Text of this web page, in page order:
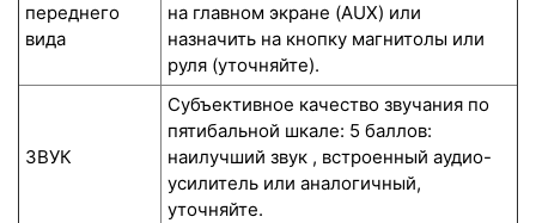
переднего
вида
на главном экране (AUX) или
назначить на кнопку магнитолы или
руля (уточняйте).
ЗВУК
Субъективное качество звучания по
пятибальной шкале: 5 баллов:
наилучший звук , встроенный аудио-
усилитель или аналогичный,
уточняйте.